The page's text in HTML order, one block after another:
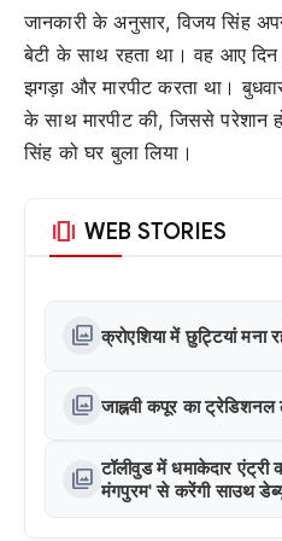
जानकारी के अनुसार, विजय सिंह
बेटी के साथ रहता था। वह आए दिन
झगड़ा और मारपीट करता था।
के साथ मारपीट की, जिससे परेशान
सिंह को घर बुला लिया।
amp_stories WEB STORIES
photo_library क्रोएशिया में छुट्टियां मना
photo_library जाह्नवी कपूर का
photo_library टॉलीवुड में धमाकेदार एंट्री
मंगपुरम' से करेंगी साउथ